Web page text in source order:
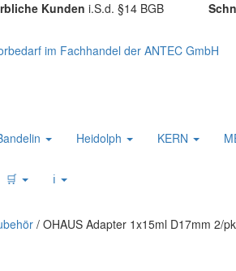
Kunden i.S.d. §14 BGB
Heidolph KERN
🛒 ℹ️
/ OHAUS Adapter 1x15ml D17mm 2/